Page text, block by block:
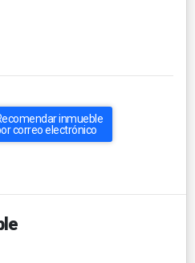
inmueble
correo electrónico